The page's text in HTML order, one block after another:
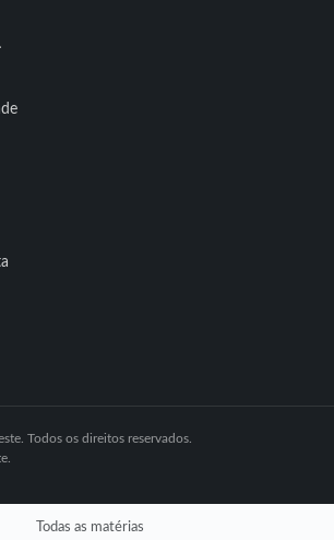
Todos os direitos reservados.
Todas as matérias